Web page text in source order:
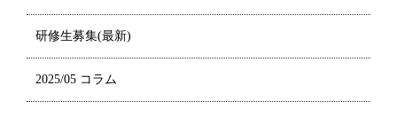
研修生募集(最新)
2025/05 コラム